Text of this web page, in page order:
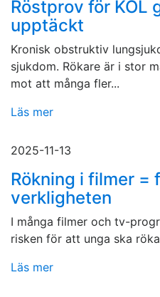
Röstprov för KOL
upptäckt
Kronisk obstruktiv
sjukdom. Rökare är i stor
mot att många fler...
Läs mer
2025-11-13
Rökning i filmer =
verkligheten
I många filmer och tv-
risken för att unga ska
Läs mer